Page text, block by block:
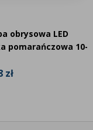
obrysowa LED
pomarańczowa 10-
zł